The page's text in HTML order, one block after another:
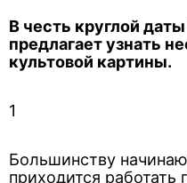
В честь круглой
предлагает узнать
культовой картины.
1
Большинству
приходится работать